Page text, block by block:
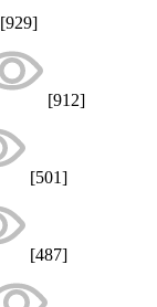
[929]
[912]
[501]
[487]